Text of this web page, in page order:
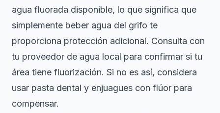
agua fluorada disponible, lo que significa que
simplemente beber agua del grifo te
proporciona protección adicional. Consulta con
tu proveedor de agua local para confirmar si tu
área tiene fluorización. Si no es así, considera
usar pasta dental y enjuagues con flúor para
compensar.